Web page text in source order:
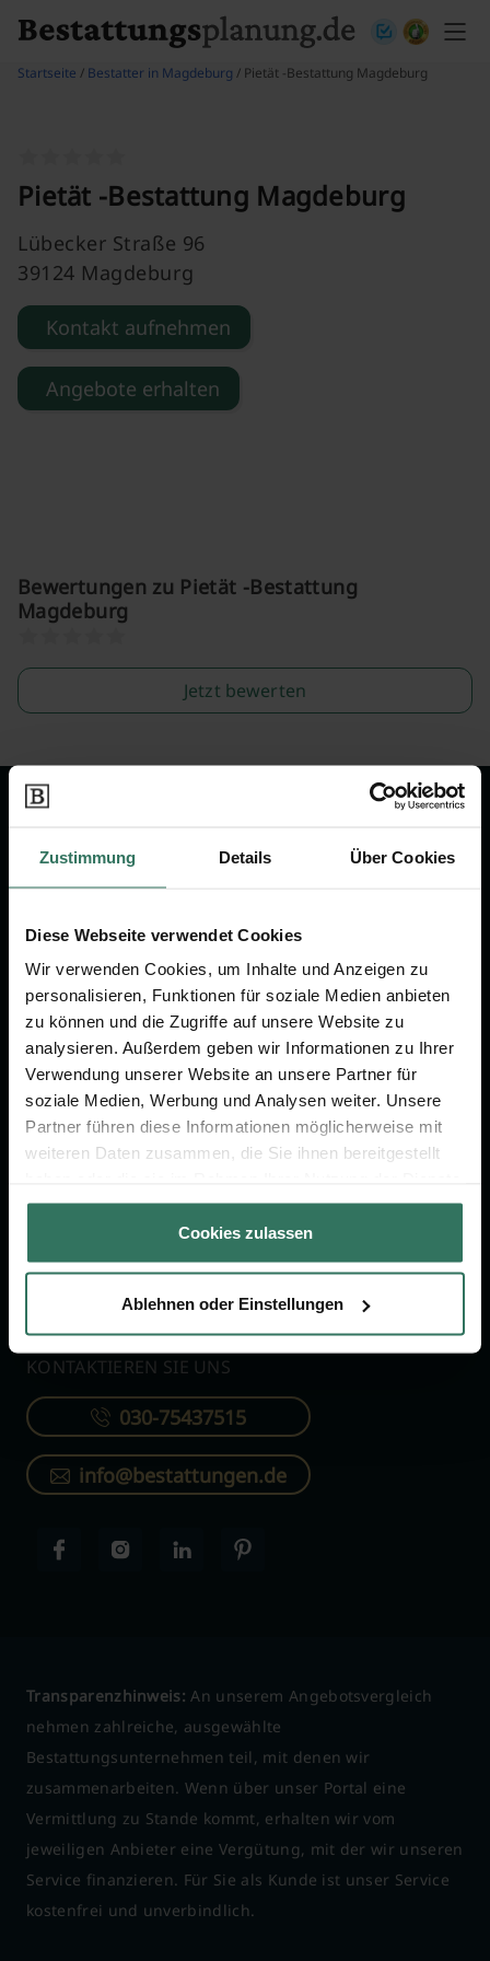
Zustimmung Details Über Cookies
Diese Webseite verwendet Cookies
Wir verwenden Cookies, um Inhalte und Anzeigen zu
personalisieren, Funktionen für soziale Medien anbieten
zu können und die Zugriffe auf unsere Website zu
analysieren. Außerdem geben wir Informationen zu Ihrer
Verwendung unserer Website an unsere Partner für
soziale Medien, Werbung und Analysen weiter. Unsere
Partner führen diese Informationen möglicherweise mit
weiteren Daten zusammen, die Sie ihnen bereitgestellt
gesammelt haben.
Cookies zulassen
Ablehnen oder Einstellungen
Startseite / Bestatter in Magdeburg / Pietät -Bestattung Magdeburg
Pietät -Bestattung Magdeburg
Lübecker Straße 96
39124 Magdeburg
Kontakt aufnehmen
Angebote erhalten
Bewertungen zu Pietät -Bestattung
Magdeburg
Jetzt bewerten
um das Thema Bestattung &
Vorsorge.
FÜR SIE
Vergleich
Ratgeber
Verzeichnis
Für Bestatter
FÜR BESTATTER
Online-Portal
Kostenlos registrieren
KONTAKTIEREN SIE UNS
030-75437515
info@bestattungen.de
Transparenzhinweis: An unserem Angebotsvergleich
nehmen zahlreiche, ausgewählte
Bestattungsunternehmen teil, mit denen wir
zusammenarbeiten. Wenn über unser Portal eine
Vermittlung zu Stande kommt, erhalten wir vom
jeweiligen Anbieter eine Vergütung, mit der wir unseren
Service finanzieren. Für Sie als Kunde ist unser Service
kostenfrei und unverbindlich.